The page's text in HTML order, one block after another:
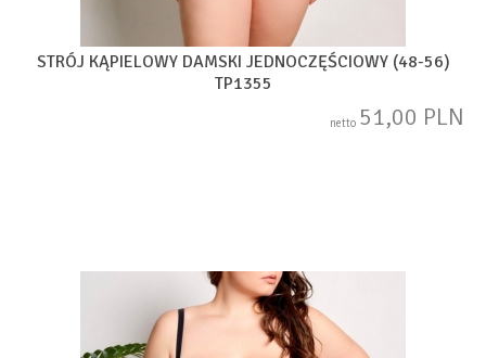
STRÓJ KĄPIELOWY DAMSKI JEDNOCZĘŚCIOWY (48-56)
TP1355
netto 51,00 PLN